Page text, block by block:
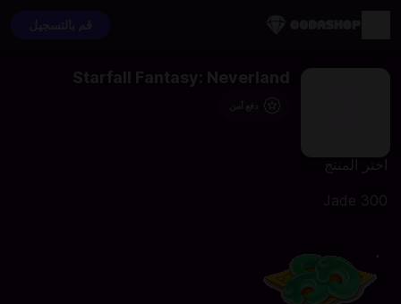
Starfall Fantasy: Neverland
اختر المنتج
300 Jade